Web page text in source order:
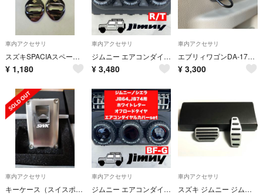
車内アクセサリ
スズキSPACIAスペーシア ドアストライカーカバー ブラック4個セット
¥ 1,180
車内アクセサリ
ジムニー エアコンダイヤルカバー ホワイトレター R/T JB64 JB74
¥ 3,480
車内アクセサリ
エブリィワゴンDA-17W用 ユーティリティフック2個
¥ 3,300
車内アクセサリ
キーケース（スイスポZC33Sほか ）
車内アクセサリ
ジムニー エアコンダイヤルカバー BF-G ホワイトレター JB64 JB74
車内アクセサリ
スズキ ジムニー ジムニーシエラ ジムニーノマド アルミペダル 取付簡単